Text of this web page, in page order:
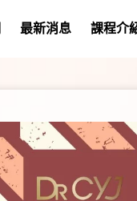
最新消息 課程介